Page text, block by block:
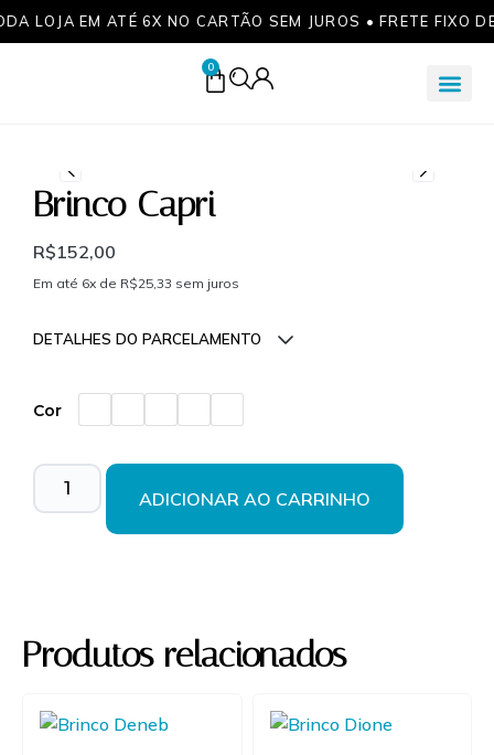
LOJA EM ATÉ 6X NO CARTÃO SEM JUROS • FRETE FIXO
0
Brinco Capri
R$152,00
Em até 6x de R$25,33 sem juros
DETALHES DO PARCELAMENTO
Parcelas:
1x deR$152,00sem
R$152,00
2x deR$76,00sem
R$152,00
juros
Cor
ADICIONAR AO CARRINHO
Produtos relacionados